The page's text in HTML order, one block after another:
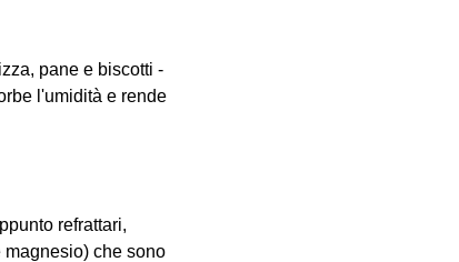
pane e biscotti -
l'umidità e rende
refrattari,
che sono